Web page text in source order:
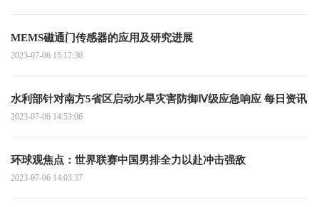
MEMS磁通门传感器的应用及研究进展
2023-07-06 15:17:30
水利部针对南方5省区启动水旱灾害防御Ⅳ级应急响应 每日资讯
2023-07-06 14:53:06
环球观焦点：世界联赛中国男排全力以赴冲击强敌
2023-07-06 14:03:37